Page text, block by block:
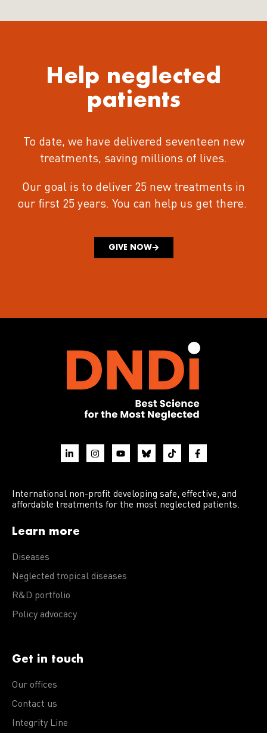
Help neglected
patients
To date, we have delivered seventeen new
treatments, saving millions of lives.
Our goal is to deliver 25 new treatments in
our first 25 years. You can help us get there.
GIVE NOW
International non-profit developing safe, effective, and
affordable treatments for the most neglected patients.
Learn more
Diseases
Neglected tropical diseases
R&D portfolio
Policy advocacy
Get in touch
Our offices
Contact us
Integrity Line